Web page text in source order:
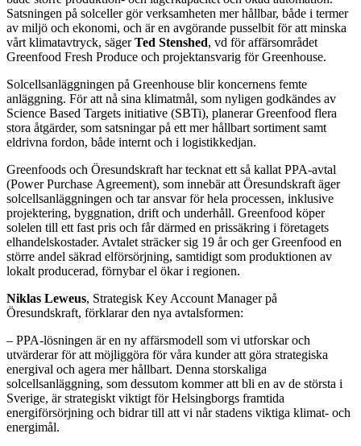
Satsningen på solceller gör verksamheten mer hållbar, både i termer
av miljö och ekonomi, och är en avgörande pusselbit för att minska
vårt klimatavtryck, sägerTed Stenshed, vd för affärsområdet
Greenfood Fresh Produce och projektansvarig för Greenhouse.
Solcellsanläggningen på Greenhouse blir koncernens femte
anläggning. För att nå sina klimatmål, som nyligen godkändes av
Science Based Targets initiative (SBTi), planerar Greenfood flera
stora åtgärder, som satsningar på ett mer hållbart sortiment samt
eldrivna fordon, både internt och i logistikkedjan.
Greenfoods och Öresundskraft har tecknat ett så kallat PPA-avtal
(Power Purchase Agreement), som innebär att Öresundskraft äger
solcellsanläggningen och tar ansvar för hela processen, inklusive
projektering, byggnation, drift och underhåll. Greenfood köper
solelen till ett fast pris och får därmed en prissäkring i företagets
elhandelskostader. Avtalet sträcker sig 19 år och ger Greenfood en
större andel säkrad elförsörjning, samtidigt som produktionen av
lokalt producerad, förnybar el ökar i regionen.
Niklas Leweus, Strategisk Key Account Manager på
Öresundskraft, förklarar den nya avtalsformen:
– PPA-lösningen är en ny affärsmodell som vi utforskar och
utvärderar för att möjliggöra för våra kunder att göra strategiska
energival och agera mer hållbart. Denna storskaliga
solcellsanläggning, som dessutom kommer att bli en av de största i
Sverige, är strategiskt viktigt för Helsingborgs framtida
energiförsörjning och bidrar till att vi når stadens viktiga klimat- och
energimål.